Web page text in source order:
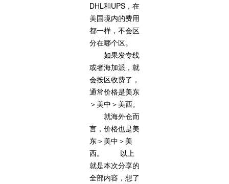
DHL和UPS，在
美国境内的费用
都一样，不会区
分在哪个区。
如果发专线
或者海加派，就
会按区收费了，
通常价格是美东
＞美中＞美西。
就海外仓而
言，价格也是美
东＞美中＞美
西。 以上
就是本次分享的
全部内容，想了